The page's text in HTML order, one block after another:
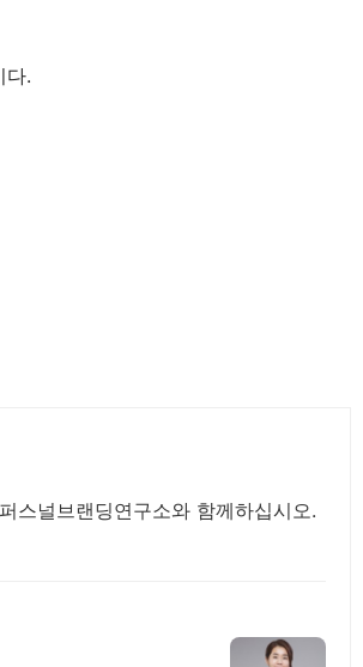
다.
스널브랜딩연구소와 함께하십시오.